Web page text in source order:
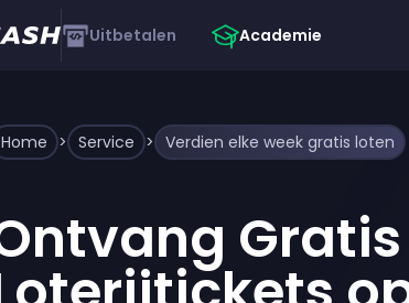
Uitbetalen Academie
Home > Service > Verdien elke week gratis loten
Gratis